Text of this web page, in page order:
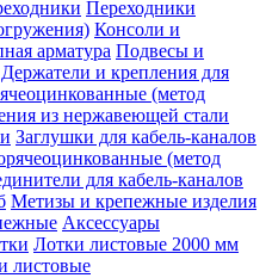
Переходники
Консоли и
арматура Подвесы и
Держатели и крепления для
(метод
из нержавеющей стали
Заглушки для кабель-каналов
(метод
для кабель-каналов
Метизы и крепежные изделия
Аксессуары
Лотки листовые 2000 мм
листовые